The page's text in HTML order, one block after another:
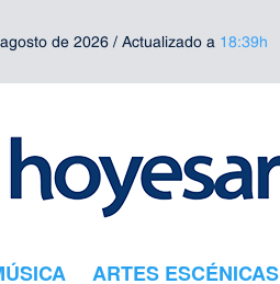
de 2026 / Actualizado a 18:39h
ARTES ESCÉNICAS